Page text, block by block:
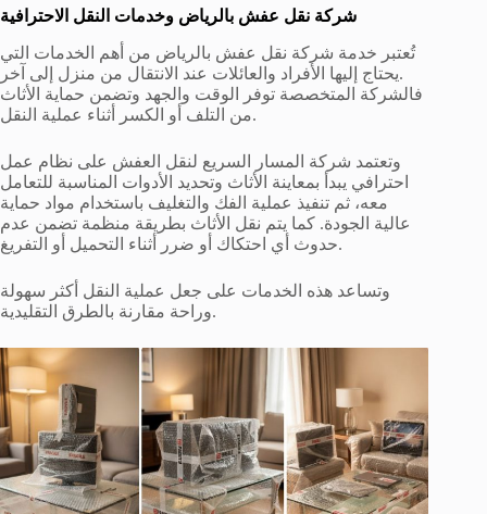
شركة نقل عفش بالرياض وخدمات النقل الاحترافية
تُعتبر خدمة شركة نقل عفش بالرياض من أهم الخدمات التي
يحتاج إليها الأفراد والعائلات عند الانتقال من منزل إلى آخر.
فالشركة المتخصصة توفر الوقت والجهد وتضمن حماية الأثاث
من التلف أو الكسر أثناء عملية النقل.
وتعتمد شركة المسار السريع لنقل العفش على نظام عمل
احترافي يبدأ بمعاينة الأثاث وتحديد الأدوات المناسبة للتعامل
معه، ثم تنفيذ عملية الفك والتغليف باستخدام مواد حماية
عالية الجودة. كما يتم نقل الأثاث بطريقة منظمة تضمن عدم
حدوث أي احتكاك أو ضرر أثناء التحميل أو التفريغ.
وتساعد هذه الخدمات على جعل عملية النقل أكثر سهولة
وراحة مقارنة بالطرق التقليدية.